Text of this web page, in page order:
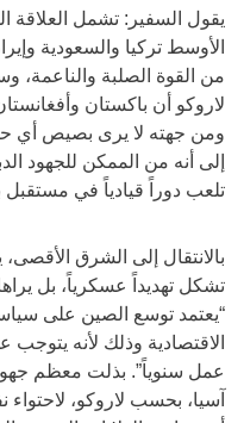
يقول السفير: تشمل العلاقة
الأوسط تركيا والسعودية
من القوة الصلبة
لاروكو أن باكستان
ومن جهته لا يرى بصيص أي
إلى أنه من الممكن للجهود
تلعب دوراً قيادياً في مستقبل
بالانتقال إلى الشرق
تشكل تهديداً عسكرياً، بل
“يعتمد توسع الصين على
عمل سنوياً”. بذلت معظم
آسيا، بحسب لاروكو،